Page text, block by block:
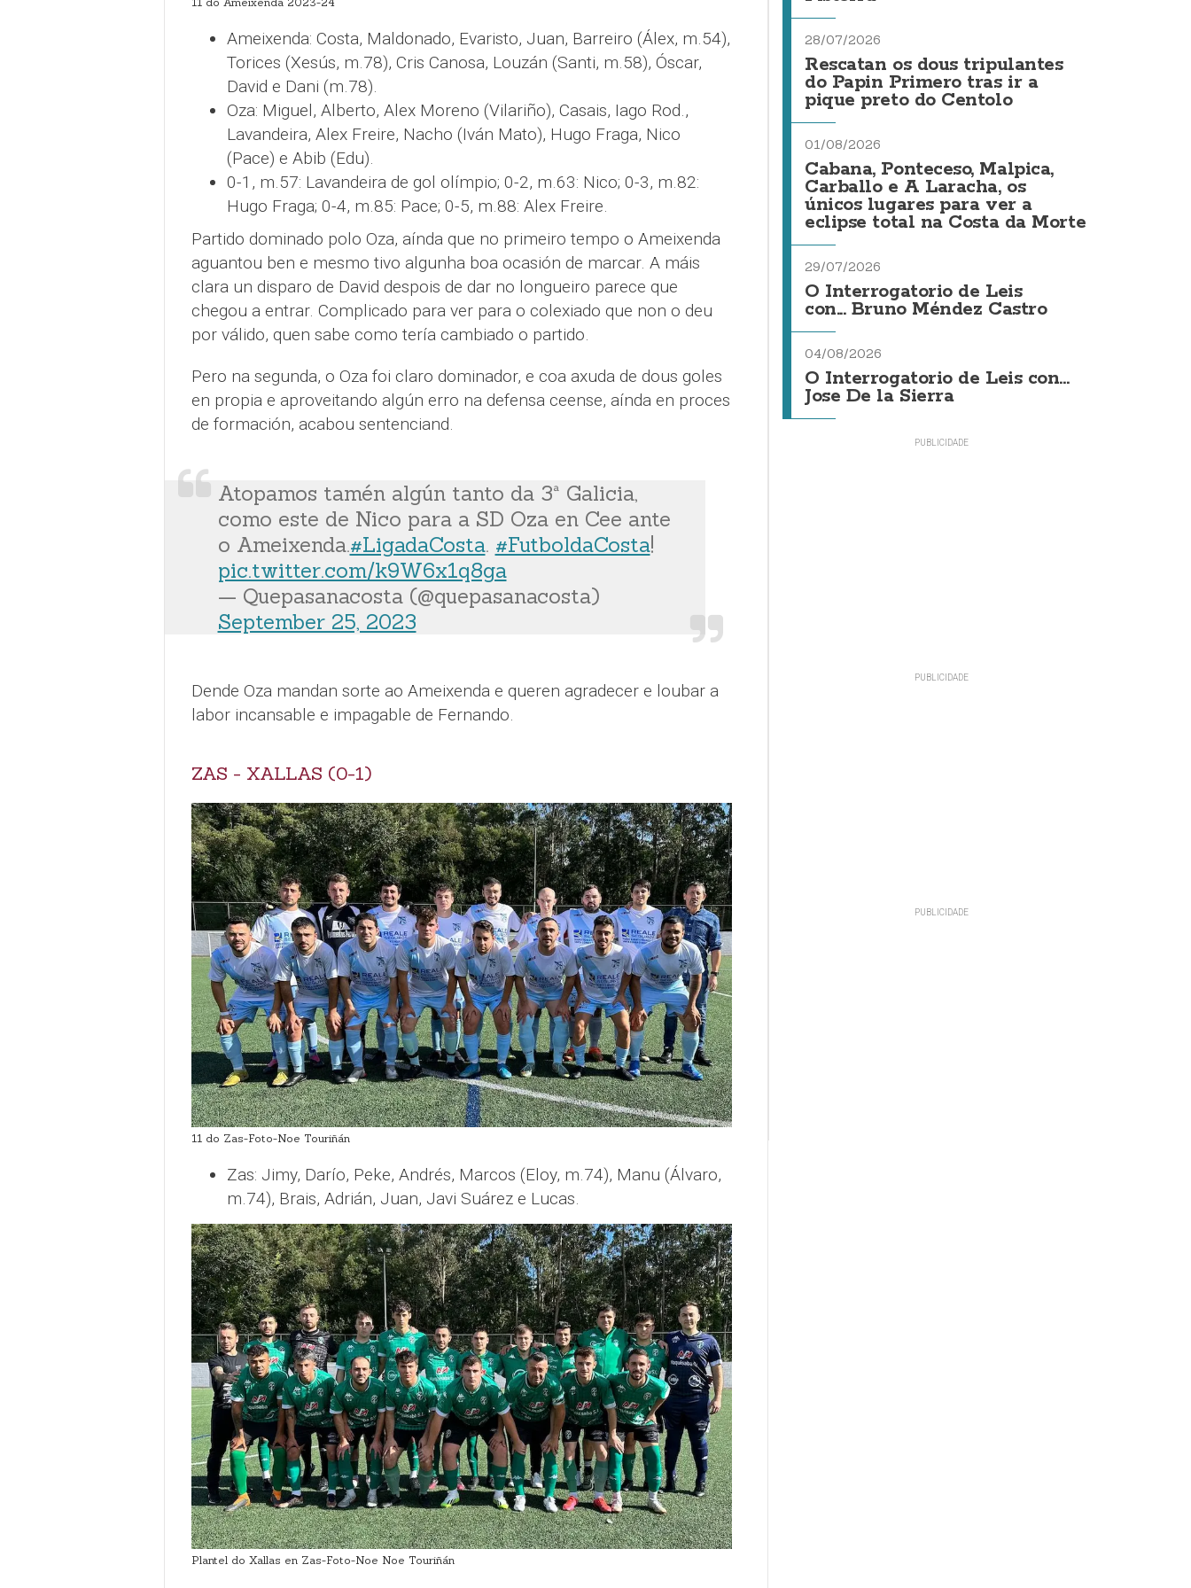
Ameixenda: Costa, Maldonado, Evaristo, Juan, Barreiro (Álex, m.54),
Torices (Xesús, m.78), Cris Canosa, Louzán (Santi, m.58), Óscar,
David e Dani (m.78).
Oza: Miguel, Alberto, Alex Moreno (Vilariño), Casais, Iago Rod.,
Lavandeira, Alex Freire, Nacho (Iván Mato), Hugo Fraga, Nico
(Pace) e Abib (Edu).
0-1, m.57: Lavandeira de gol olímpio; 0-2, m.63: Nico; 0-3, m.82:
Hugo Fraga; 0-4, m.85: Pace; 0-5, m.88: Alex Freire.
Partido dominado polo Oza, aínda que no primeiro tempo o Ameixenda
aguantou ben e mesmo tivo algunha boa ocasión de marcar. A máis
clara un disparo de David despois de dar no longueiro parece que
chegou a entrar. Complicado para ver para o colexiado que non o deu
por válido, quen sabe como tería cambiado o partido.
Pero na segunda, o Oza foi claro dominador, e coa axuda de dous goles
en propia e aproveitando algún erro na defensa ceense, aínda en proces
de formación, acabou sentenciand.
Atopamos tamén algún tanto da 3ª Galicia,
como este de Nico para a SD Oza en Cee ante
o Ameixenda.#LigadaCosta. #FutboldaCosta!
pic.twitter.com/k9W6x1q8ga
— Quepasanacosta (@quepasanacosta)
September 25, 2023
Dende Oza mandan sorte ao Ameixenda e queren agradecer e loubar a
labor incansable e impagable de Fernando.
ZAS - XALLAS (0-1)
11 do Zas-Foto-Noe Touriñán
Zas: Jimy, Darío, Peke, Andrés, Marcos (Eloy, m.74), Manu (Álvaro,
m.74), Brais, Adrián, Juan, Javi Suárez e Lucas.
Plantel do Xallas en Zas-Foto-Noe Noe Touriñán
28/07/2026
Rescatan os dous tripulantes
do Papin Primero tras ir a
pique preto do Centolo
01/08/2026
Cabana, Ponteceso, Malpica,
Carballo e A Laracha, os
únicos lugares para ver a
eclipse total na Costa da Morte
29/07/2026
O Interrogatorio de Leis
con... Bruno Méndez Castro
04/08/2026
O Interrogatorio de Leis con...
Jose De la Sierra